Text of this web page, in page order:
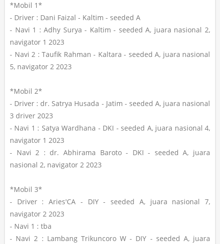
*Mobil 1*
- Driver : Dani Faizal - Kaltim - seeded A
- Navi 1 : Adhy Surya - Kaltim - seeded A, juara nasional 2,
navigator 1 2023
- Navi 2 : Taufik Rahman - Kaltara - seeded A, juara nasional
5, navigator 2 2023
*Mobil 2*
- Driver : dr. Satrya Husada - Jatim - seeded A, juara nasional
3 driver 2023
- Navi 1 : Satya Wardhana - DKI - seeded A, juara nasional 4,
navigator 1 2023
- Navi 2 : dr. Abhirama Baroto - DKI - seeded A, juara
nasional 2, navigator 2 2023
*Mobil 3*
- Driver : Aries'CA - DIY - seeded A, juara nasional 7,
navigator 2 2023
- Navi 1 : tba
- Navi 2 : Lambang Trikuncoro W - DIY - seeded A, juara